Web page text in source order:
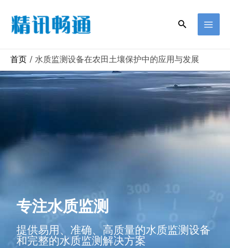
首页 水质监测设备在农田土壤保护中的应用与发展
专注水质监测
提供易用、准确、高质量的水质监测设备
和完整的水质监测解决方案